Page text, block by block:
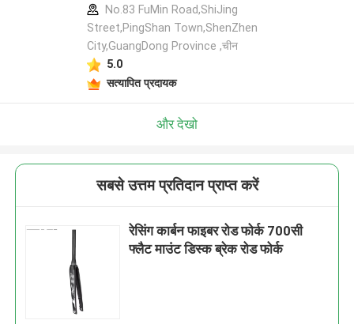
No.83 FuMin Road,ShiJing
Street,PingShan Town,ShenZhen
City,GuangDong Province ,चीन
5.0
सत्यापित प्रदायक
और देखो
सबसे उत्तम प्रतिदान प्राप्त करें
रेसिंग कार्बन फाइबर रोड फोर्क 700सी
फ्लैट माउंट डिस्क ब्रेक रोड फोर्क